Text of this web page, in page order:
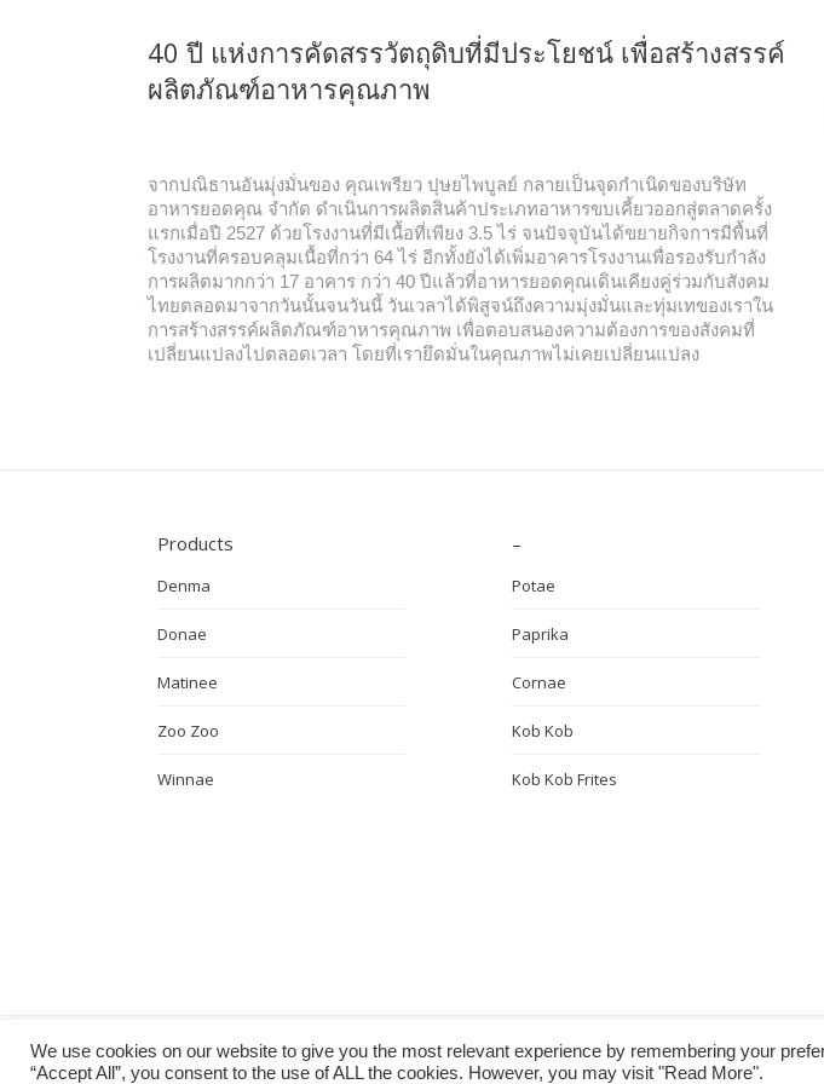
40 ปี แห่งการคัดสรรวัตถุดิบที่มีประโยชน์ เพื่อสร้างสรรค์
ผลิตภัณฑ์อาหารคุณภาพ
จากปณิธานอันมุ่งมั่นของ คุณเพรียว ปุษยไพบูลย์ กลายเป็นจุดกำเนิดของบริษัท
อาหารยอดคุณ จำกัด ดำเนินการผลิตสินค้าประเภทอาหารขบเคี้ยวออกสู่ตลาดครั้ง
แรกเมื่อปี 2527 ด้วยโรงงานที่มีเนื้อที่เพียง 3.5 ไร่ จนปัจจุบันได้ขยายกิจการมีพื้นที่
โรงงานที่ครอบคลุมเนื้อที่กว่า 64 ไร่ อีกทั้งยังได้เพิ่มอาคารโรงงานเพื่อรองรับกำลัง
การผลิตมากกว่า 17 อาคาร กว่า 40 ปีแล้วที่อาหารยอดคุณเดินเคียงคู่ร่วมกับสังคม
ไทยตลอดมาจากวันนั้นจนวันนี้ วันเวลาได้พิสูจน์ถึงความมุ่งมั่นและทุ่มเทของเราใน
การสร้างสรรค์ผลิตภัณฑ์อาหารคุณภาพ เพื่อตอบสนองความต้องการของสังคมที่
เปลี่ยนแปลงไปตลอดเวลา โดยที่เรายึดมั่นในคุณภาพไม่เคยเปลี่ยนแปลง
Products
Denma
Donae
Matinee
Zoo Zoo
Winnae
–
Potae
Paprika
Cornae
Kob Kob
Kob Kob Frites
© 2014 by Useful Food Co., Ltd.. All rights reserved. Tel : (+66) 2 653-7450 , Fax : (662)
(Privacy Policy)
We use cookies on our website to give you the most relevant experience by remembering your
“Accept All”, you consent to the use of ALL the cookies. However, you may visit "Read More".